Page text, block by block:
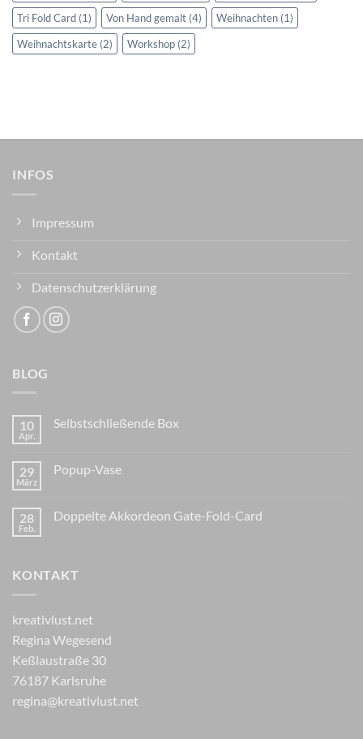
Tri Fold Card (1) Von Hand gemalt (4) Weihnachten (1)
Weihnachtskarte (2) Workshop (2)
INFOS
Impressum
Kontakt
Datenschutzerklärung
BLOG
10
Apr.
Selbstschließende Box
29
März
Popup-Vase
28
Feb.
Doppelte Akkordeon Gate-Fold-Card
KONTAKT
kreativlust.net
Regina Wegesend
Keßlaustraße 30
76187 Karlsruhe
regina@kreativlust.net